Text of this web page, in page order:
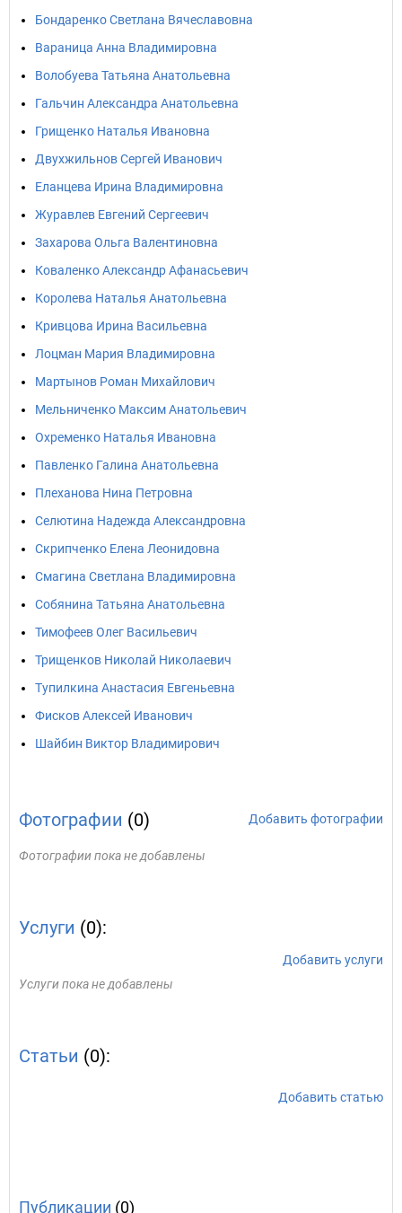
Бондаренко Светлана Вячеславовна
Вараница Анна Владимировна
Волобуева Татьяна Анатольевна
Гальчин Александра Анатольевна
Грищенко Наталья Ивановна
Двухжильнов Сергей Иванович
Еланцева Ирина Владимировна
Журавлев Евгений Сергеевич
Захарова Ольга Валентиновна
Коваленко Александр Афанасьевич
Королева Наталья Анатольевна
Кривцова Ирина Васильевна
Лоцман Мария Владимировна
Мартынов Роман Михайлович
Мельниченко Максим Анатольевич
Охременко Наталья Ивановна
Павленко Галина Анатольевна
Плеханова Нина Петровна
Селютина Надежда Александровна
Скрипченко Елена Леонидовна
Смагина Светлана Владимировна
Собянина Татьяна Анатольевна
Тимофеев Олег Васильевич
Трищенков Николай Николаевич
Тупилкина Анастасия Евгеньевна
Фисков Алексей Иванович
Шайбин Виктор Владимирович
Фотографии (0) Добавить фотографии
Фотографии пока не добавлены
Услуги (0):
Добавить услуги
Услуги пока не добавлены
Статьи (0):
Добавить статью
Публикации (0)